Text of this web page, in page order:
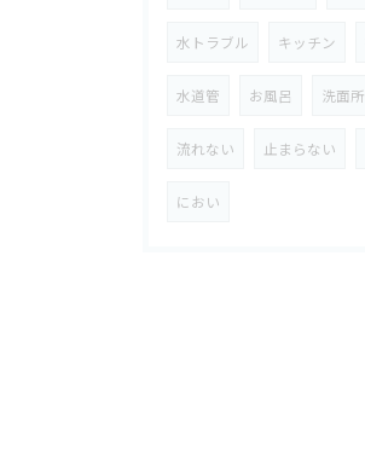
水トラブル キッチン
水道管 お風呂 洗面所
流れない 止まらない
におい